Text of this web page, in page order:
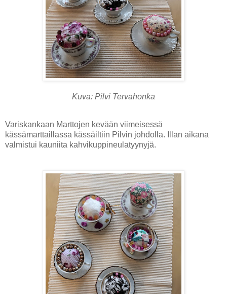
Kuva: Pilvi Tervahonka
Variskankaan Marttojen kevään viimeisessä
kässämarttaillassa kässäiltiin Pilvin johdolla. Illan aikana
valmistui kauniita kahvikuppineulatyynyjä.